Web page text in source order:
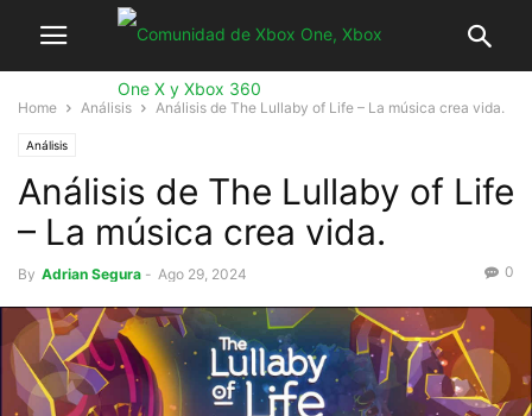
Home Análisis Análisis de The Lullaby of Life – La música crea vida.
Análisis
Análisis de The Lullaby of Life
– La música crea vida.
By Adrian Segura - Ago 29, 2024 0